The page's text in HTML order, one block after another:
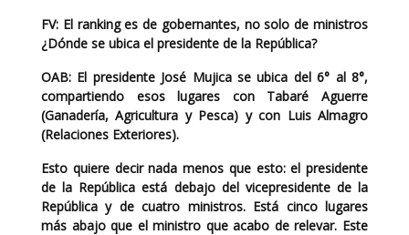
FV: El ranking es de gobernantes, no solo de ministros
¿Dónde se ubica el presidente de la República?
OAB: El presidente José Mujica se ubica del 6° al 8°,
compartiendo esos lugares con Tabaré Aguerre
(Ganadería, Agricultura y Pesca) y con Luis Almagro
(Relaciones Exteriores).
Esto quiere decir nada menos que esto: el presidente
de la República está debajo del vicepresidente de la
República y de cuatro ministros. Está cinco lugares
más abajo que el ministro que acabo de relevar. Este